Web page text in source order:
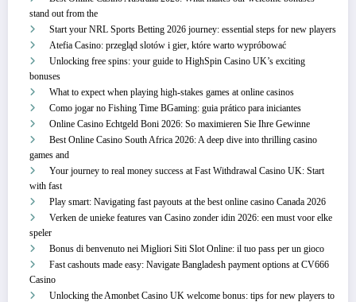
stand out from the
Start your NRL Sports Betting 2026 journey: essential steps for new players
Atefia Casino: przegląd slotów i gier, które warto wypróbować
Unlocking free spins: your guide to HighSpin Casino UK’s exciting
bonuses
What to expect when playing high-stakes games at online casinos
Como jogar no Fishing Time BGaming: guia prático para iniciantes
Online Casino Echtgeld Boni 2026: So maximieren Sie Ihre Gewinne
Best Online Casino South Africa 2026: A deep dive into thrilling casino
games and
Your journey to real money success at Fast Withdrawal Casino UK: Start
with fast
Play smart: Navigating fast payouts at the best online casino Canada 2026
Verken de unieke features van Casino zonder idin 2026: een must voor elke
speler
Bonus di benvenuto nei Migliori Siti Slot Online: il tuo pass per un gioco
Fast cashouts made easy: Navigate Bangladesh payment options at CV666
Casino
Unlocking the Amonbet Casino UK welcome bonus: tips for new players to